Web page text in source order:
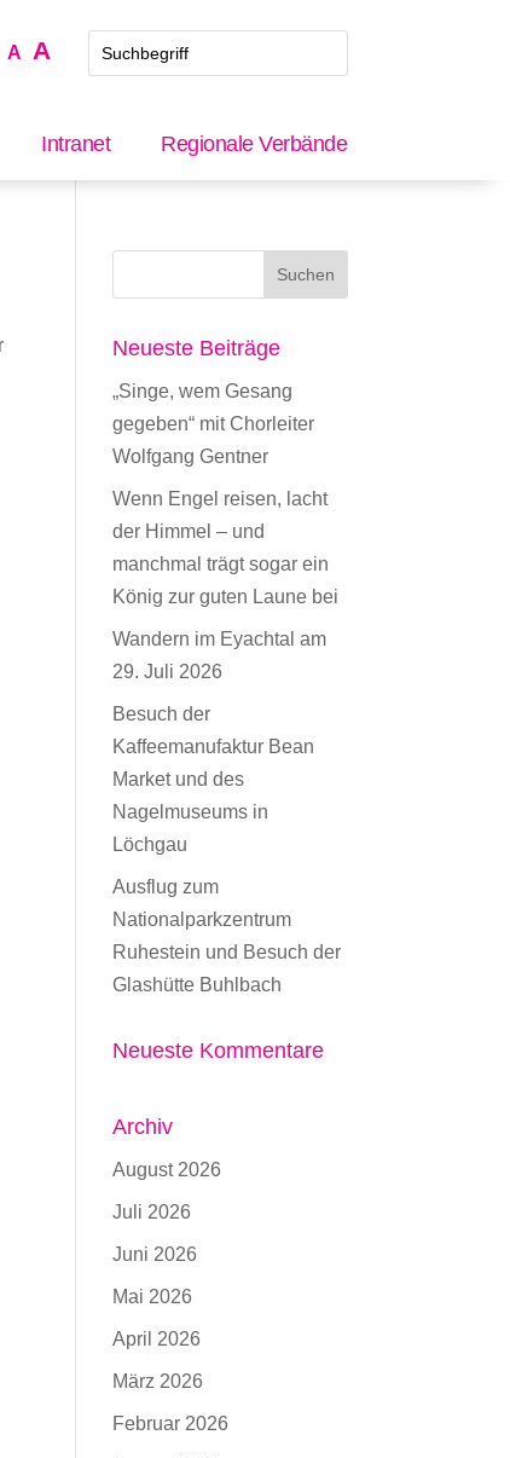
Decrease
A Reset
A Increase
font
Intranet Regionale Verbände
Neueste Beiträge
„Singe, wem Gesang
gegeben“ mit Chorleiter
Wolfgang Gentner
Wenn Engel reisen, lacht
der Himmel – und
manchmal trägt sogar ein
König zur guten Laune bei
Wandern im Eyachtal am
29. Juli 2026
Besuch der
Kaffeemanufaktur Bean
Market und des
Nagelmuseums in
Löchgau
Ausflug zum
Nationalparkzentrum
Ruhestein und Besuch der
Glashütte Buhlbach
Neueste Kommentare
Archiv
August 2026
Juli 2026
Juni 2026
Mai 2026
April 2026
März 2026
Februar 2026